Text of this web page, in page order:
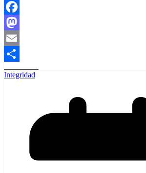
Facebook
Mastodon
Email
Share
Integridad